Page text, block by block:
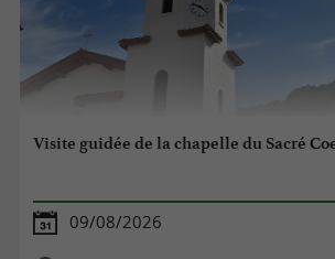
Visite guidée de la chapelle du Sacré
09/08/2026